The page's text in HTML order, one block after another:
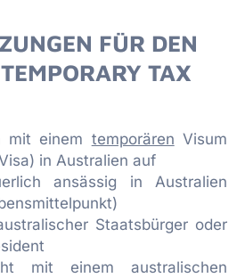
FÜR DEN
TAX
mit einem temporären Visum
in Australien auf
ansässig in Australien
Staatsbürger oder
mit einem australischen